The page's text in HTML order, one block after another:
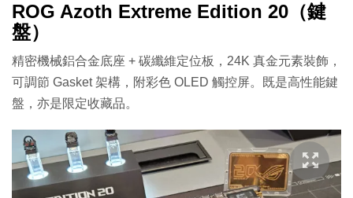
ROG Azoth Extreme Edition 20（鍵
盤）
精密機械鋁合金底座 + 碳纖維定位板，24K 真金元素裝飾，
可調節 Gasket 架構，附彩色 OLED 觸控屏。既是高性能鍵
盤，亦是限定收藏品。